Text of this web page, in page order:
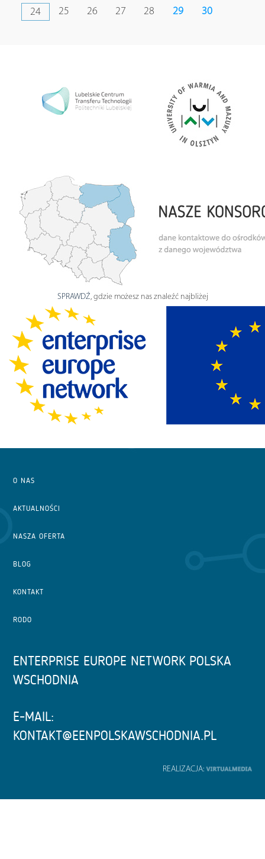
24 25 26 27 28 29 30
SPRAWDŹ, gdzie możesz nas znaleźć najbliżej
O NAS
AKTUALNOŚCI
NASZA OFERTA
BLOG
KONTAKT
RODO
ENTERPRISE EUROPE NETWORK POLSKA
WSCHODNIA
E-MAIL:
KONTAKT@EENPOLSKAWSCHODNIA.PL
REALIZACJA: